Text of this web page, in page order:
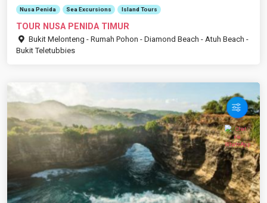
Nusa Penida Sea Excursions Island Tours
TOUR NUSA PENIDA TIMUR
Bukit Melonteng - Rumah Pohon - Diamond Beach - Atuh Beach -
Bukit Teletubbies